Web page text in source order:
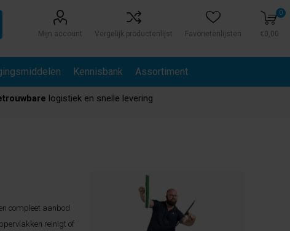
Mijn account Vergelijk productenlijst Favorietenlijsten
0
€0,00
Kennisbank Assortiment
logistiek en snelle levering
compleet aanbod
reinigt of